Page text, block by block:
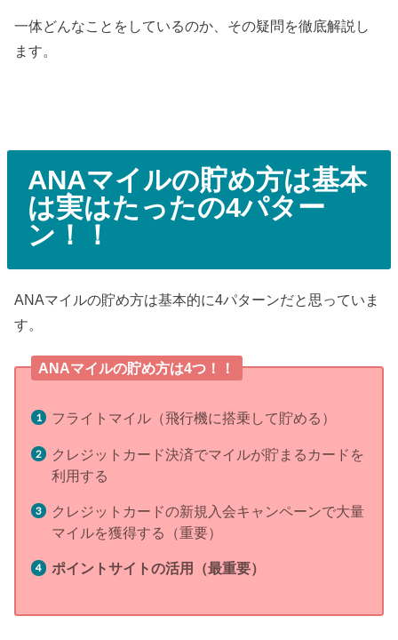
一体どんなことをしているのか、その疑問を徹底解説し
ます。
ANAマイルの貯め方は基本
は実はたったの4パター
ン！！
ANAマイルの貯め方は基本的に4パターンだと思っていま
す。
ANAマイルの貯め方は4つ！！
フライトマイル（飛行機に搭乗して貯める）
クレジットカード決済でマイルが貯まるカードを
利用する
クレジットカードの新規入会キャンペーンで大量
マイルを獲得する（重要）
ポイントサイトの活用（最重要）